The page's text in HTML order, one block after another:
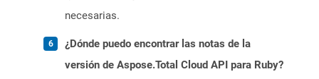
necesarias.
¿Dónde puedo encontrar las notas de la
versión de Aspose.Total Cloud API para Ruby?